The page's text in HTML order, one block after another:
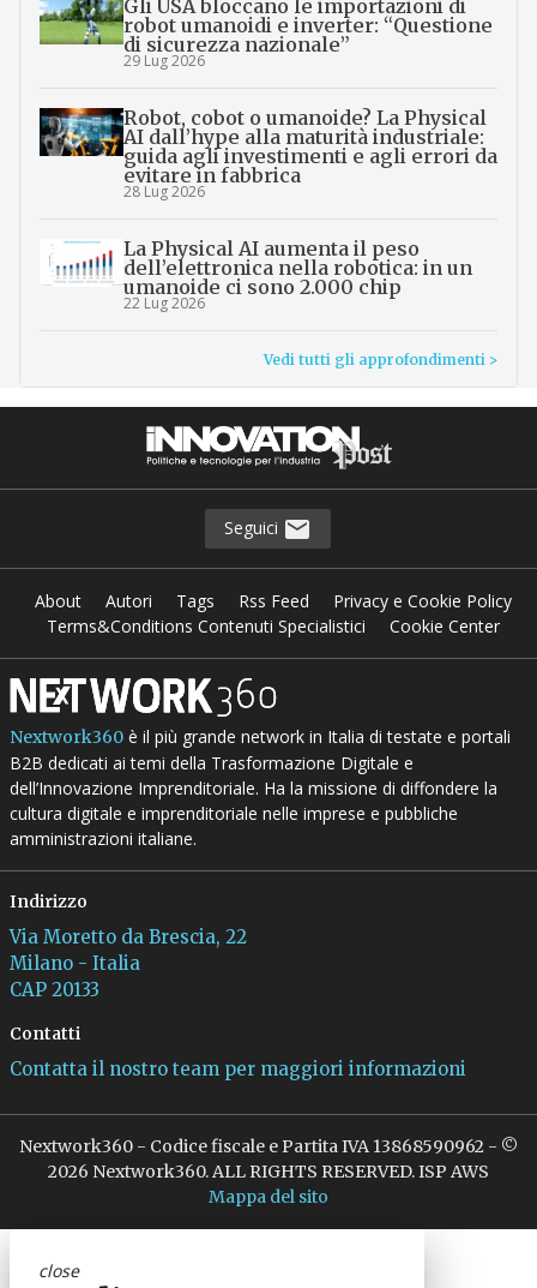
Gli USA bloccano le importazioni di
robot umanoidi e inverter: “Questione
di sicurezza nazionale”
29 Lug 2026
Robot, cobot o umanoide? La Physical
AI dall’hype alla maturità industriale:
guida agli investimenti e agli errori da
evitare in fabbrica
28 Lug 2026
La Physical AI aumenta il peso
dell’elettronica nella robotica: in un
umanoide ci sono 2.000 chip
22 Lug 2026
Vedi tutti gli approfondimenti >
Seguici
About Autori Tags Rss Feed
Privacy e Cookie Policy
Terms&Conditions Contenuti Specialistici
Cookie Center
Nextwork360è il più grande network in Italia di testate e portali
B2B dedicati ai temi della Trasformazione Digitale e
dell’Innovazione Imprenditoriale. Ha la missione di diffondere la
cultura digitale e imprenditoriale nelle imprese e pubbliche
amministrazioni italiane.
Indirizzo
Via Moretto da Brescia, 22
Milano - Italia
CAP 20133
Contatti
Contatta il nostro team per maggiori informazioni
Nextwork360 - Codice fiscale e Partita IVA 13868590962 - ©
2026 Nextwork360. ALL RIGHTS RESERVED. ISP AWS
Mappa del sito
close